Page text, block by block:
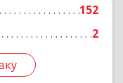
152
2
Подробнее